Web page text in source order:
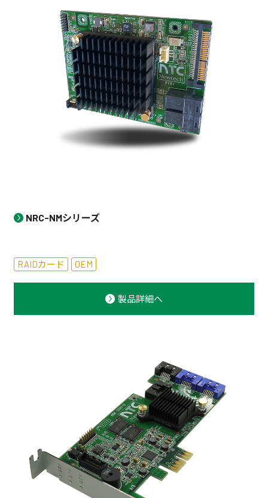
NRC-NMシリーズ
RAIDカード OEM
製品詳細へ